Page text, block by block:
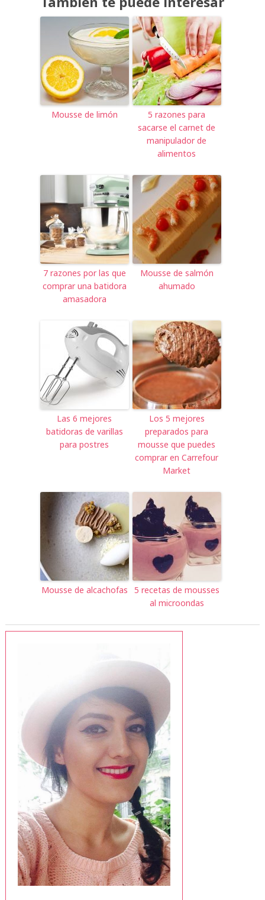
Mousse de limón
5 razones para
sacarse el carnet de
manipulador de
alimentos
7 razones por las que
comprar una batidora
amasadora
Mousse de salmón
ahumado
Las 6 mejores
batidoras de varillas
para postres
Los 5 mejores
preparados para
mousse que puedes
comprar en Carrefour
Market
Mousse de alcachofas
5 recetas de mousses
al microondas